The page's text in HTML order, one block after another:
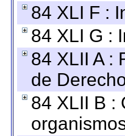
84 XLI F :
84 XLI G :
84 XLII A :
de
84 XLII B :